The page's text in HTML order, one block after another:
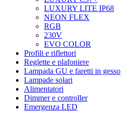
LUXURY LITE IP68
NEON FLEX
RGB
230V
EVO COLOR
Profili e riflettori
Reglette e plafoniere
Lampada GU e faretti in gesso
Lampade solari
Alimentatori
Dimmer e controller
Emergenza LED